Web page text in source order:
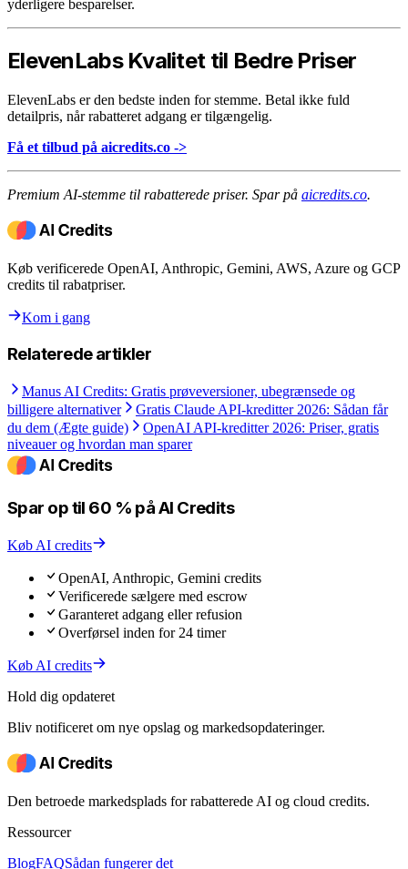
yderligere besparelser.
ElevenLabs Kvalitet til Bedre Priser
ElevenLabs er den bedste inden for stemme. Betal ikke fuld
detailpris, når rabatteret adgang er tilgængelig.
Få et tilbud på aicredits.co ->
Premium AI-stemme til rabatterede priser. Spar på aicredits.co.
Køb verificerede OpenAI, Anthropic, Gemini, AWS, Azure og GCP
credits til rabatpriser.
Kom i gang
Relaterede artikler
Manus AI Credits: Gratis prøveversioner, ubegrænsede og
billigere alternativer
Gratis Claude API-kreditter 2026: Sådan får
du dem (Ægte guide)
OpenAI API-kreditter 2026: Priser, gratis
niveauer og hvordan man sparer
Spar op til 60 % på AI Credits
Køb AI credits
OpenAI, Anthropic, Gemini credits
Verificerede sælgere med escrow
Garanteret adgang eller refusion
Overførsel inden for 24 timer
Køb AI credits
Hold dig opdateret
Bliv notificeret om nye opslag og markedsopdateringer.
Den betroede markedsplads for rabatterede AI og cloud credits.
Ressourcer
BlogFAQSådan fungerer det